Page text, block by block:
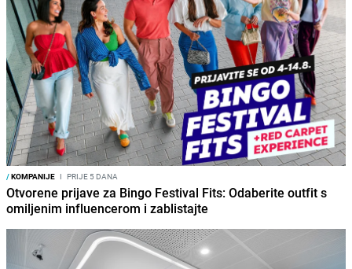
/KOMPANIJE I PRIJE 5 DANA
Otvorene prijave za Bingo Festival Fits: Odaberite outfit s
omiljenim influencerom i zablistajte